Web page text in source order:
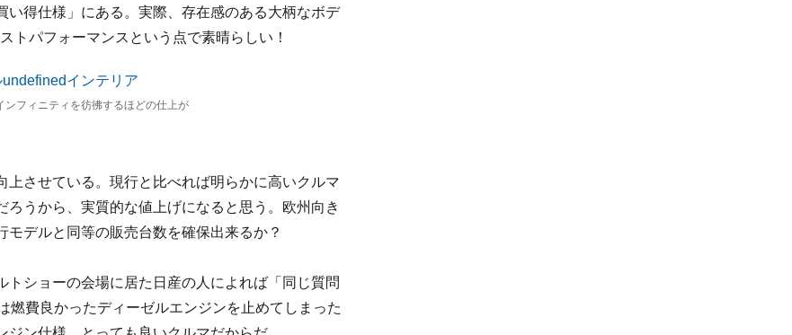
得仕様」にある。実際、存在感のある大柄なボデ
トパフォーマンスという点で素晴らしい！
フィニティを彷彿するほどの仕上が
させている。現行と比べれば明らかに高いクルマ
うから、実質的な値上げになると思う。欧州向き
デルと同等の販売台数を確保出来るか？
ショーの会場に居た日産の人によれば「同じ質問
燃費良かったディーゼルエンジンを止めてしまった